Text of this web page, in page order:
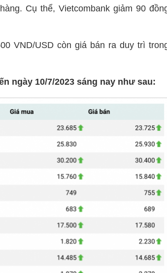
Cụ thể, Vietcombank giảm 90
VND/USD còn giá bán ra duy trì
ngày 10/7/2023 sáng nay như sau: